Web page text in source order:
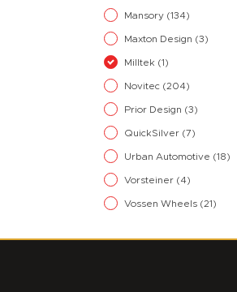
Mansory (134)
Maxton Design (3)
Milltek (1)
Novitec (204)
Prior Design (3)
QuickSilver (7)
Urban Automotive (18)
Vorsteiner (4)
Vossen Wheels (21)